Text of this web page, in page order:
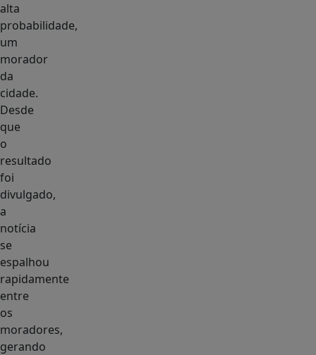
alta
probabilidade,
um
morador
da
cidade.
Desde
que
o
resultado
foi
divulgado,
a
notícia
se
espalhou
rapidamente
entre
os
moradores,
gerando